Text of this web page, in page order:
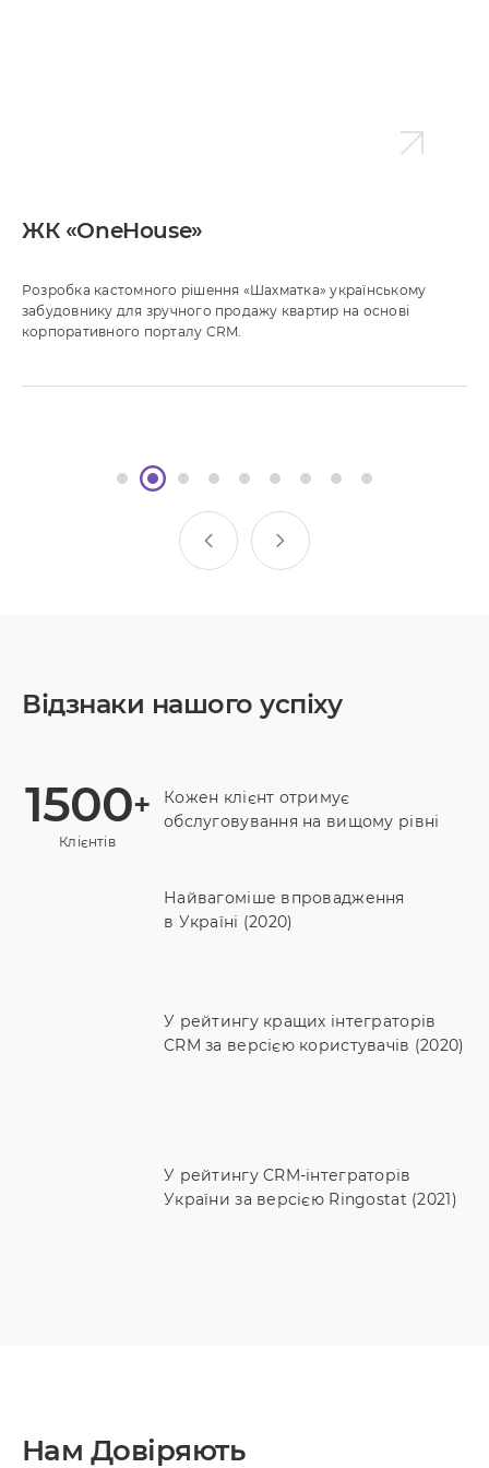
ЖК «OneHouse»
Розробка кастомного рішення «Шахматка» українському
забудовнику для зручного продажу квартир на основі
корпоративного порталу CRM.
Відзнаки нашого успіху
1500+
Клієнтів
Кожен клієнт отримує
обслуговування на вищому рівні
У рейтингу кращих інтеграторів
CRM за версією користувачів (2020)
Найвагоміше впровадження
в Україні (2020)
У рейтингу CRM-інтеграторів
України за версією Ringostat (2021)
Нам Довіряють